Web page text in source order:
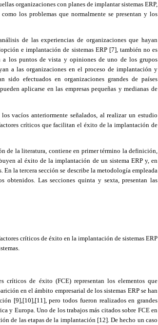
organizaciones con planes de implantar sistemas ERP,
los problemas que normalmente se presentan y los
de las experiencias de organizaciones que hayan
e implantación de sistemas ERP [7],también no es
a los puntos de vista y opiniones de uno de los grupos
a las organizaciones en el proceso de implantación y
sido efectuados en organizaciones grandes de países
aplicarse en las empresas pequeñas y medianas de
vacíos anteriormente señalados, al realizar un estudio
críticos que facilitan el éxito de la implantación de
de la literatura, contiene en primer término la definición,
al éxito de la implantación de un sistema ERP y, en
la tercera sección se describe la metodología empleada
obtenidos. Las secciones quinta y sexta, presentan las
críticos de éxito en la implantación de sistemas ERP
críticos de éxito (FCE) representan los elementos que
en el ámbito empresarial de los sistemas ERP se han
[9], [10],[11], pero todos fueron realizados en grandes
y Europa. Uno de los trabajos más citados sobre FCE en
de las etapas de la implantación [12]. De hecho un caso